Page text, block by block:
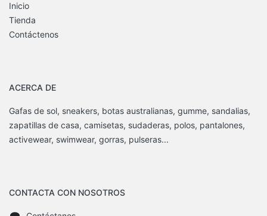
Inicio
Tienda
Contáctenos
ACERCA DE
Gafas de sol, sneakers, botas australianas, gumme, sandalias,
zapatillas de casa, camisetas, sudaderas, polos, pantalones,
activewear, swimwear, gorras, pulseras...
CONTACTA CON NOSOTROS